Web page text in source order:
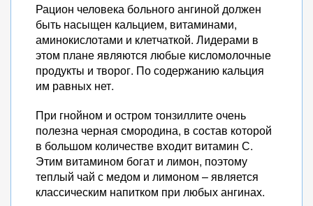
Рацион человека больного ангиной должен
быть насыщен кальцием, витаминами,
аминокислотами и клетчаткой. Лидерами в
этом плане являются любые кисломолочные
продукты и творог. По содержанию кальция
им равных нет.
При гнойном и остром тонзиллите очень
полезна черная смородина, в состав которой
в большом количестве входит витамин С.
Этим витамином богат и лимон, поэтому
теплый чай с медом и лимоном – является
классическим напитком при любых ангинах.